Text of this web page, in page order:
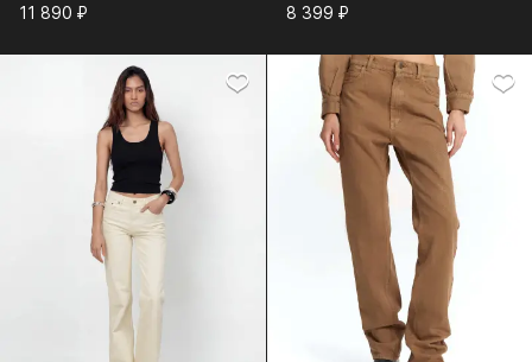
11 890⁠ ⁠₽
полуюбкой
8 399⁠ ⁠₽